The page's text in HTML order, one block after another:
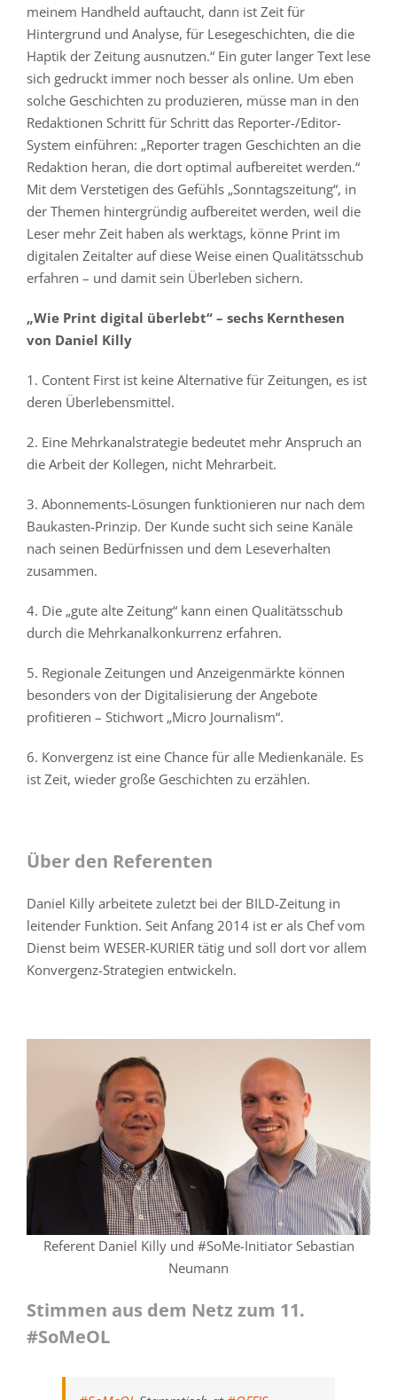
meinem Handheld auftaucht, dann ist Zeit für
Hintergrund und Analyse, für Lesegeschichten, die die
Haptik der Zeitung ausnutzen.“ Ein guter langer Text lese
sich gedruckt immer noch besser als online. Um eben
solche Geschichten zu produzieren, müsse man in den
Redaktionen Schritt für Schritt das Reporter-/Editor-
System einführen: „Reporter tragen Geschichten an die
Redaktion heran, die dort optimal aufbereitet werden.“
Mit dem Verstetigen des Gefühls „Sonntagszeitung“, in
der Themen hintergründig aufbereitet werden, weil die
Leser mehr Zeit haben als werktags, könne Print im
digitalen Zeitalter auf diese Weise einen Qualitätsschub
erfahren – und damit sein Überleben sichern.
„Wie Print digital überlebt“ – sechs Kernthesen
von Daniel Killy
1. Content First ist keine Alternative für Zeitungen, es ist
deren Überlebensmittel.
2. Eine Mehrkanalstrategie bedeutet mehr Anspruch an
die Arbeit der Kollegen, nicht Mehrarbeit.
3. Abonnements-Lösungen funktionieren nur nach dem
Baukasten-Prinzip. Der Kunde sucht sich seine Kanäle
nach seinen Bedürfnissen und dem Leseverhalten
zusammen.
4. Die „gute alte Zeitung“ kann einen Qualitätsschub
durch die Mehrkanalkonkurrenz erfahren.
5. Regionale Zeitungen und Anzeigenmärkte können
besonders von der Digitalisierung der Angebote
profitieren – Stichwort „Micro Journalism“.
6. Konvergenz ist eine Chance für alle Medienkanäle. Es
ist Zeit, wieder große Geschichten zu erzählen.
Über den Referenten
Daniel Killy arbeitete zuletzt bei der BILD-Zeitung in
leitender Funktion. Seit Anfang 2014 ist er als Chef vom
Dienst beim WESER-KURIER tätig und soll dort vor allem
Konvergenz-Strategien entwickeln.
Referent Daniel Killy und #SoMe-Initiator Sebastian
Neumann
Stimmen aus dem Netz zum 11.
#SoMeOL